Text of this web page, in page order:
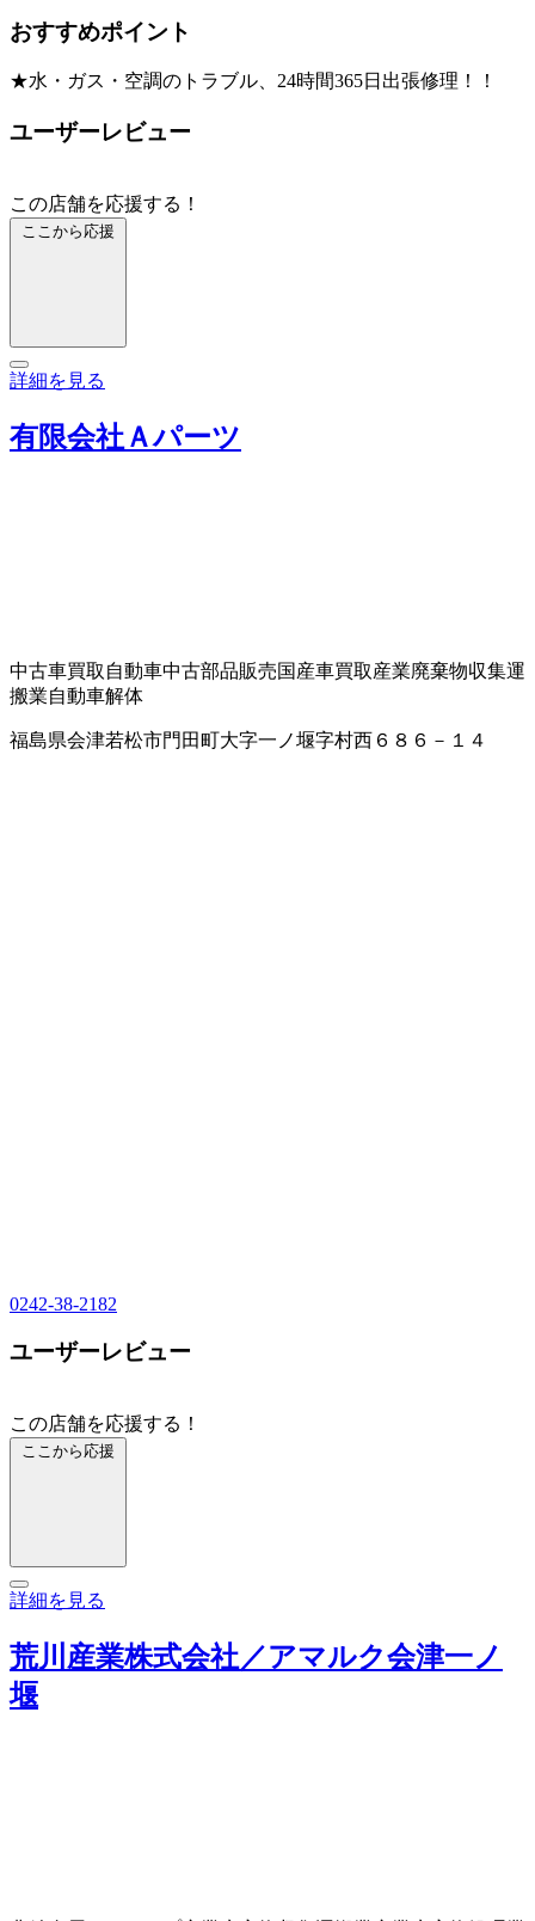
おすすめポイント
★水・ガス・空調のトラブル、24時間365日出張修理！！
ユーザーレビュー
この店舗を応援する！
ここから応援
詳細を見る
有限会社Ａパーツ
中古車買取 自動車中古部品販売国産車買取産業廃棄物収集運
搬業自動車解体
福島県会津若松市門田町大字一ノ堰字村西６８６－１４
0242-38-2182
ユーザーレビュー
この店舗を応援する！
ここから応援
詳細を見る
荒川産業株式会社／アマルク会津一ノ
堰